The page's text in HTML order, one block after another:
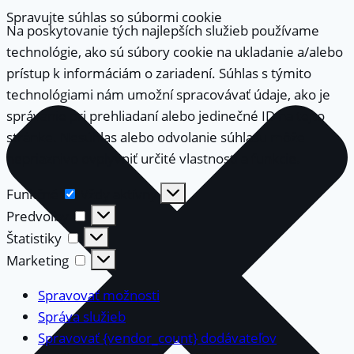
Spravujte súhlas so súbormi cookie
Na poskytovanie tých najlepších služieb používame
technológie, ako sú súbory cookie na ukladanie a/alebo
prístup k informáciám o zariadení. Súhlas s týmito
technológiami nám umožní spracovávať údaje, ako je
správanie pri prehliadaní alebo jedinečné ID na tejto
stránke. Nesúhlas alebo odvolanie súhlasu môže
nepriaznivo ovplyvniť určité vlastnosti a funkcie.
Funkčné
Vždy aktívny
Predvoľby
Predvoľby
Štatistiky
Štatistiky
Marketing
Marketing
Spravovať možnosti
Správa služieb
Spravovať {vendor_count} dodávateľov